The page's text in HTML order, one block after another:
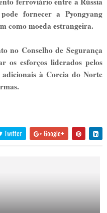
fornecer a Pyongyang
como moeda estrangeira.
no Conselho de Segurança
os esforços liderados pelos
à Coreia do Norte
Twitter Google+